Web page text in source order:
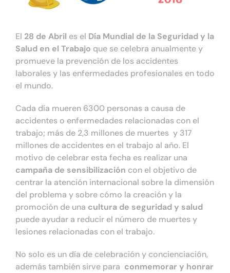
El 28 de Abril es el Día Mundial de la Seguridad y la
Salud en el Trabajo que se celebra anualmente y
promueve la prevención de los accidentes
laborales y las enfermedades profesionales en todo
el mundo.
Cada día mueren 6300 personas a causa de
accidentes o enfermedades relacionadas con el
trabajo; más de 2,3 millones de muertes y 317
millones de accidentes en el trabajo al año. El
motivo de celebrar esta fecha es realizar una
campaña de sensibilización con el objetivo de
centrar la atención internacional sobre la dimensión
del problema y sobre cómo la creación y la
promoción de una cultura de seguridad y salud
puede ayudar a reducir el número de muertes y
lesiones relacionadas con el trabajo.
No solo es un día de celebración y concienciación,
además también sirve para conmemorar y honrar